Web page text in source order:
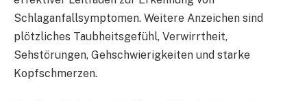
Schlaganfallsymptomen. Weitere Anzeichen sind
plötzliches Taubheitsgefühl, Verwirrtheit,
Sehstörungen, Gehschwierigkeiten und starke
Kopfschmerzen.